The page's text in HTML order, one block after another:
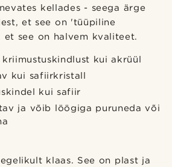
kellades - seega ärge
et see on 'tüüpiline
et see on halvem kvaliteet.
kui akrüül
kui safiirkristall
kui safiir
ja võib löögiga puruneda või
klaas. See on plast ja